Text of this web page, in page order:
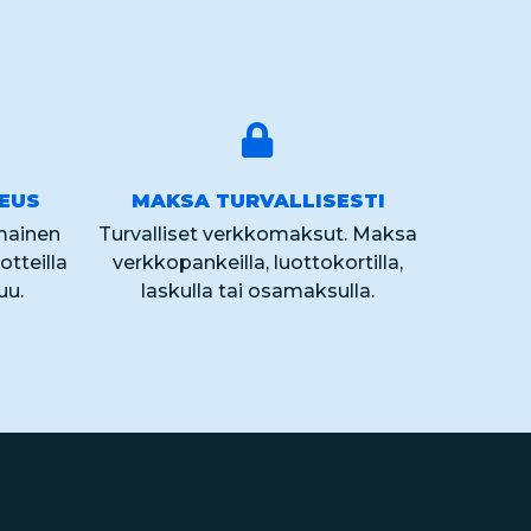
MAKSA TURVALLISESTI
Turvalliset verkkomaksut. Maksa
verkkopankeilla, luottokortilla,
laskulla tai osamaksulla.